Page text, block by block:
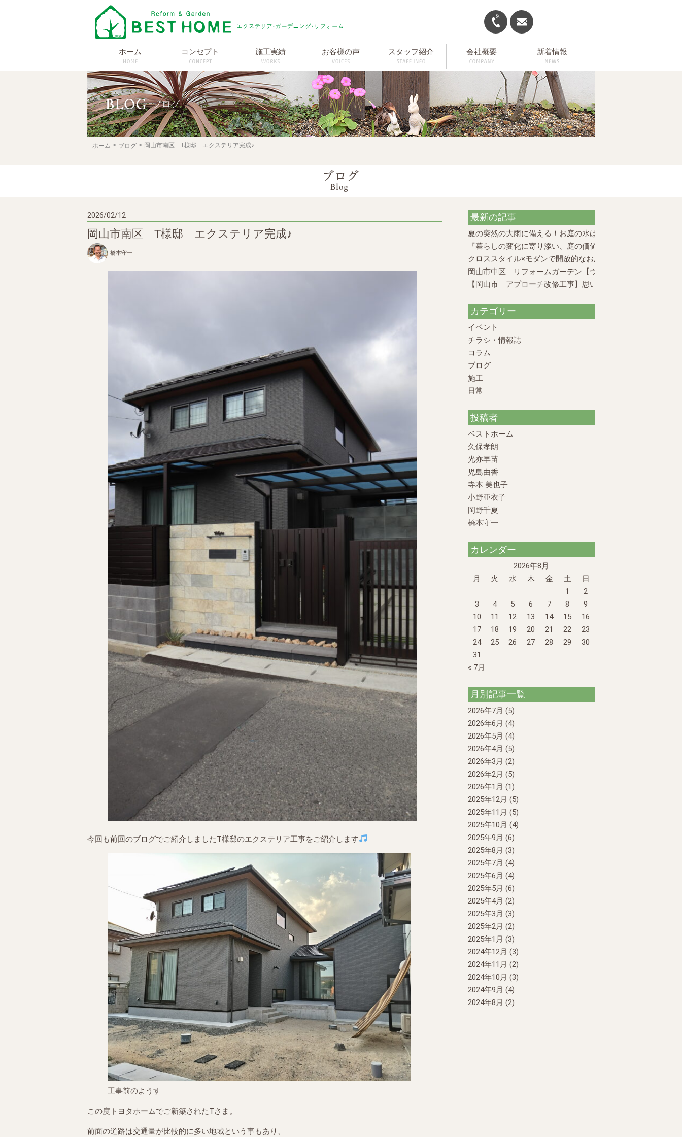
ホーム コンセプト 施工実績 お客様の声 スタッフ紹介 会社概要 新着情報
ホーム ブログ 岡山市南区 T様邸 エクステリア完成♪
2026/02/12
岡山市南区 T様邸 エクステリア完成♪
橋本守一
今回も前回のブログでご紹介しましたT様邸のエクステリア工事をご紹介します
工事前のようす
この度トヨタホームでご新築されたTさま。
前面の道路は交通量が比較的に多い地域という事もあり、
最新の記事
夏の突然の大雨に備える！お庭の水はけ対策と外構のポイント
『暮らしの変化に寄り添い、庭の価値を再構築したリフォ
クロススタイル×モダンで開放的なお庭
岡山市中区 リフォームガーデン【ウッドデッキの活かし方】
【岡山市｜アプローチ改修工事】思い出のお庭を、元の姿に
カテゴリー
イベント
チラシ・情報誌
コラム
ブログ
施工
日常
投稿者
ベストホーム
久保孝朗
光亦早苗
児島由香
寺本 美也子
小野亜衣子
岡野千夏
橋本守一
カレンダー
2026年8月
月
火 水 木 金 土
日
1
2
3
4 5 6 7 8
9
10
11 12 13 14 15
16
17
18 19 20 21 22
23
24
25 26 27 28 29
30
31
« 7月
月別記事一覧
2026年7月 (5)
2026年6月 (4)
2026年5月 (4)
2026年4月 (5)
2026年3月 (2)
2026年2月 (5)
2026年1月 (1)
2025年12月 (5)
2025年11月 (5)
2025年10月 (4)
2025年9月 (6)
2025年8月 (3)
2025年7月 (4)
2025年6月 (4)
2025年5月 (6)
2025年4月 (2)
2025年3月 (3)
2025年2月 (2)
2025年1月 (3)
2024年12月 (3)
2024年11月 (2)
2024年10月 (3)
2024年9月 (4)
2024年8月 (2)